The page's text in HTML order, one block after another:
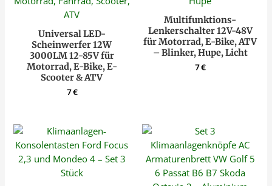
Universal LED-
Scheinwerfer 12W
3000LM 12-85V für
Motorrad, E-Bike, E-
Scooter & ATV
7€
Multifunktions-
Lenkerschalter 12V-48V
für Motorrad, E-Bike, ATV
– Blinker, Hupe, Licht
7€